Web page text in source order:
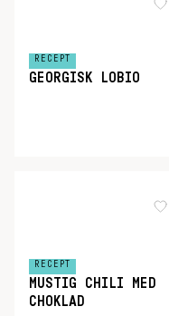
RECEPT
GEORGISK LOBIO
RECEPT
MUSTIG CHILI MED
CHOKLAD